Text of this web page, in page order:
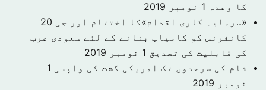
کا وعدہ 1 نومبر 2019
«سرمایہ کاری اقدام»کا اختتام اور جی 20
کانفرنس کو کامیاب بنانے کے لئے سعودی عرب
کی قابلیت کی تصدیق 1 نومبر 2019
شام کی سرحدوں تک امریکی گشت کی واپسی 1
نومبر 2019